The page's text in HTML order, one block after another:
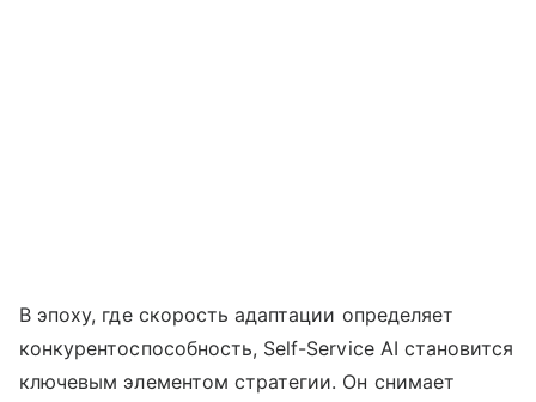
В эпоху, где скорость адаптации определяет
конкурентоспособность, Self-Service AI становится
ключевым элементом стратегии. Он снимает